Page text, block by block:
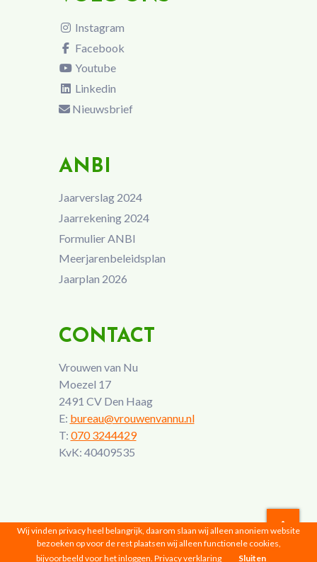
Instagram
Facebook
Youtube
Linkedin
Nieuwsbrief
ANBI
Jaarverslag 2024
Jaarrekening 2024
Formulier ANBI
Meerjarenbeleidsplan
Jaarplan 2026
CONTACT
Vrouwen van Nu
Moezel 17
2491 CV Den Haag
E: bureau@vrouwenvannu.nl
T: 070 3244429
KvK: 40409535
Vrouwen van Nu © 2026 |Privacyverklaring
Wij vinden privacy heel belangrijk, daarom slaan wij alleen anoniem website
bezoeken op voor de rest plaatsen wij alleen functionele cookies,
bijvoorbeeld voor het inloggen. Privacy verklaring Sluiten